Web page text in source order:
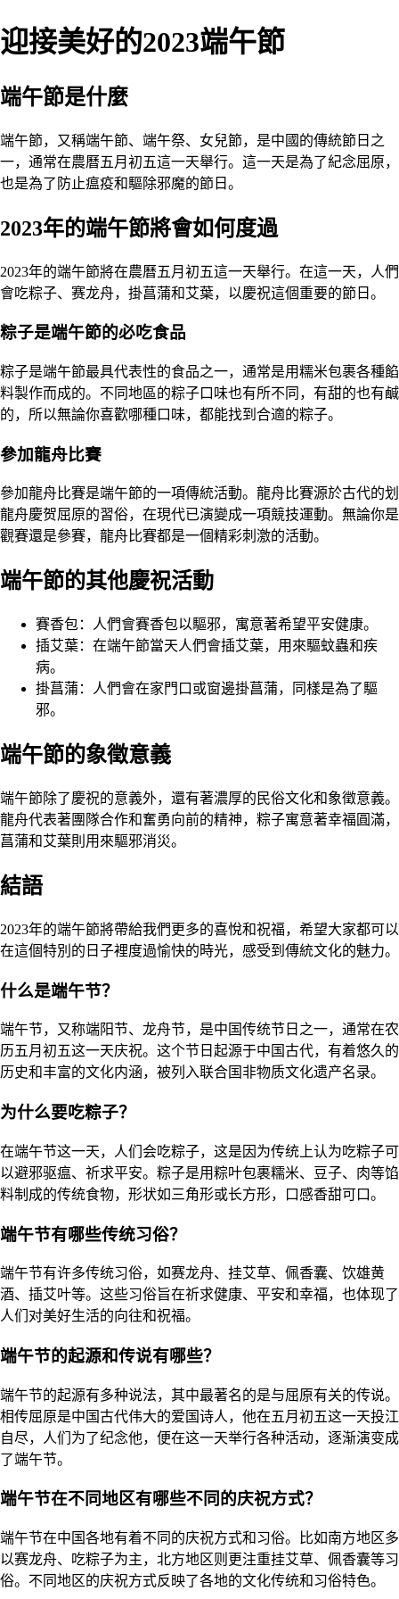
迎接美好的2023端午節
端午節是什麼
端午節，又稱端午節、端午祭、女兒節，是中國的傳統節日之
一，通常在農曆五月初五這一天舉行。這一天是為了紀念屈原，
也是為了防止瘟疫和驅除邪魔的節日。
2023年的端午節將會如何度過
2023年的端午節將在農曆五月初五這一天舉行。在這一天，人們
會吃粽子、赛龙舟，掛菖蒲和艾葉，以慶祝這個重要的節日。
粽子是端午節的必吃食品
粽子是端午節最具代表性的食品之一，通常是用糯米包裹各種餡
料製作而成的。不同地區的粽子口味也有所不同，有甜的也有鹹
的，所以無論你喜歡哪種口味，都能找到合適的粽子。
參加龍舟比賽
參加龍舟比賽是端午節的一項傳統活動。龍舟比賽源於古代的划
龍舟慶贺屈原的習俗，在現代已演變成一項競技運動。無論你是
觀賽還是參賽，龍舟比賽都是一個精彩刺激的活動。
端午節的其他慶祝活動
賽香包：人們會賽香包以驅邪，寓意著希望平安健康。
插艾葉：在端午節當天人們會插艾葉，用來驅蚊蟲和疾
病。
掛菖蒲：人們會在家門口或窗邊掛菖蒲，同樣是為了驅
邪。
端午節的象徵意義
端午節除了慶祝的意義外，還有著濃厚的民俗文化和象徵意義。
龍舟代表著團隊合作和奮勇向前的精神，粽子寓意著幸福圓滿，
菖蒲和艾葉則用來驅邪消災。
結語
2023年的端午節將帶給我們更多的喜悅和祝福，希望大家都可以
在這個特別的日子裡度過愉快的時光，感受到傳統文化的魅力。
什么是端午节？
端午节，又称端阳节、龙舟节，是中国传统节日之一，通常在农
历五月初五这一天庆祝。这个节日起源于中国古代，有着悠久的
历史和丰富的文化内涵，被列入联合国非物质文化遗产名录。
为什么要吃粽子？
在端午节这一天，人们会吃粽子，这是因为传统上认为吃粽子可
以避邪驱瘟、祈求平安。粽子是用粽叶包裹糯米、豆子、肉等馅
料制成的传统食物，形状如三角形或长方形，口感香甜可口。
端午节有哪些传统习俗？
端午节有许多传统习俗，如赛龙舟、挂艾草、佩香囊、饮雄黄
酒、插艾叶等。这些习俗旨在祈求健康、平安和幸福，也体现了
人们对美好生活的向往和祝福。
端午节的起源和传说有哪些？
端午节的起源有多种说法，其中最著名的是与屈原有关的传说。
相传屈原是中国古代伟大的爱国诗人，他在五月初五这一天投江
自尽，人们为了纪念他，便在这一天举行各种活动，逐渐演变成
了端午节。
端午节在不同地区有哪些不同的庆祝方式？
端午节在中国各地有着不同的庆祝方式和习俗。比如南方地区多
以赛龙舟、吃粽子为主，北方地区则更注重挂艾草、佩香囊等习
俗。不同地区的庆祝方式反映了各地的文化传统和习俗特色。